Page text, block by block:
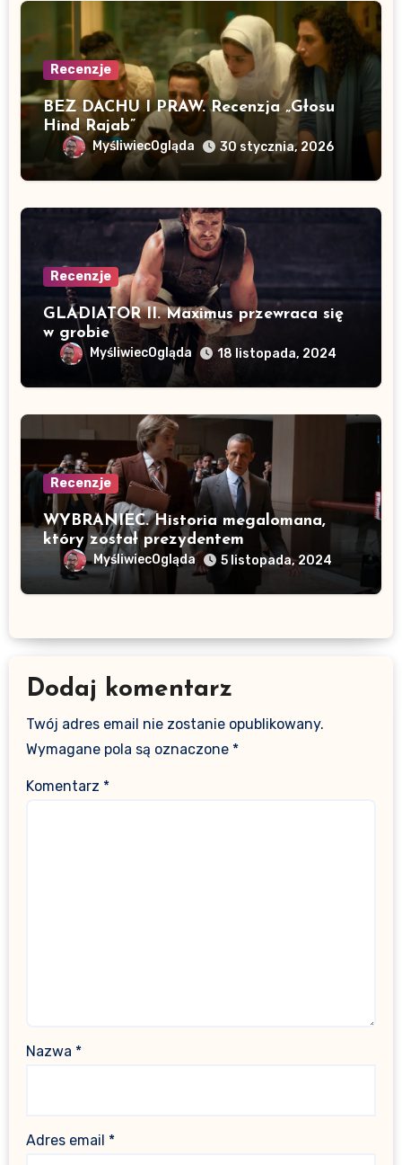
Recenzje
BEZ DACHU I PRAW. Recenzja „Głosu
Hind Rajab”
MyśliwiecOgląda 30 stycznia, 2026
Recenzje
GLADIATOR II. Maximus przewraca się
w grobie
MyśliwiecOgląda 18 listopada, 2024
Recenzje
WYBRANIEC. Historia megalomana,
który został prezydentem
MyśliwiecOgląda 5 listopada, 2024
Dodaj komentarz
Twój adres email nie zostanie opublikowany.
Wymagane pola są oznaczone *
Komentarz *
Nazwa *
Adres email *